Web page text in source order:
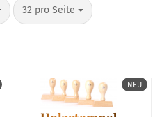
32 pro Seite
pro Seite
NEU